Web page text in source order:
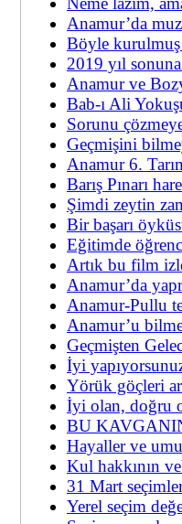
Anamur’da
Böyle
2019 yıl
Anamur ve
Bab-ı Ali
Sorunu
Geçmişini
Anamur 6.
Barış Pınarı
Şimdi zeytin
Bir başarı
Eğitimde
Artık bu film
Anamur’da
Anamur-Pullu
Anamur’u
Geçmişten
İyi
Yörük göçleri
İyi olan, doğru
BU
Hayaller ve
Kul hakkının
31 Mart
Yerel seçim